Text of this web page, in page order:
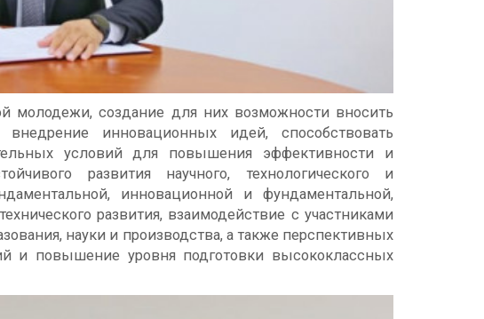
молодежи, создание для них возможности вносить
инновационных идей, способствовать
условий для повышения эффективности и
развития научного, технологического и
инновационной и фундаментальной,
развития, взаимодействие с участниками
науки и производства, а также перспективных
и повышение уровня подготовки высококлассных